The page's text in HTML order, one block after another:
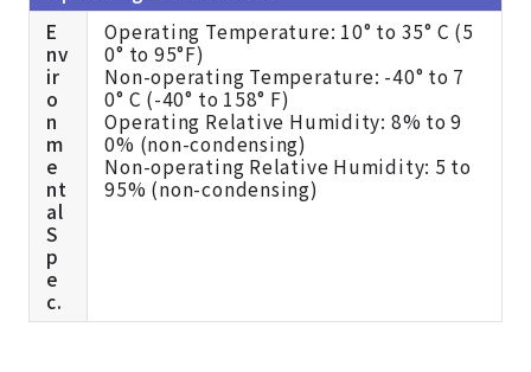
E
nv
ir
o
n
m
e
nt
al
S
p
e
c.
Operating Temperature: 10° to 35° C (5
0° to 95°F)
Non-operating Temperature: -40° to 7
0° C (-40° to 158° F)
Operating Relative Humidity: 8% to 9
0% (non-condensing)
Non-operating Relative Humidity: 5 to
95% (non-condensing)